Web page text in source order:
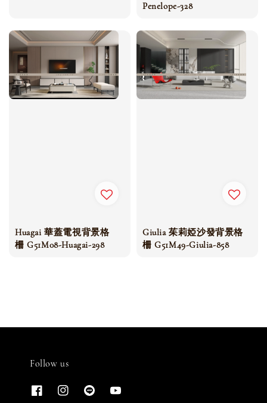
Penelope-328
Huagai 華蓋電視背景格
柵 G51M08-Huagai-298
Giulia 茱莉婭沙發背景格
柵 G51M49-Giulia-858
Follow us